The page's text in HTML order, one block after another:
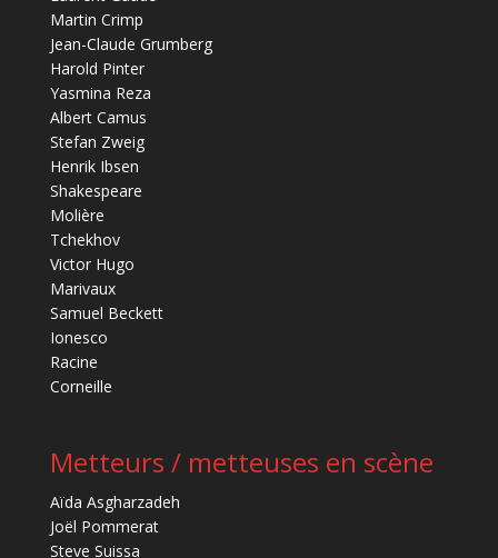
Martin Crimp
Jean-Claude Grumberg
Harold Pinter
Yasmina Reza
Albert Camus
Stefan Zweig
Henrik Ibsen
Shakespeare
Molière
Tchekhov
Victor Hugo
Marivaux
Samuel Beckett
Ionesco
Racine
Corneille
Metteurs / metteuses en scène
Aïda Asgharzadeh
Joël Pommerat
Steve Suissa